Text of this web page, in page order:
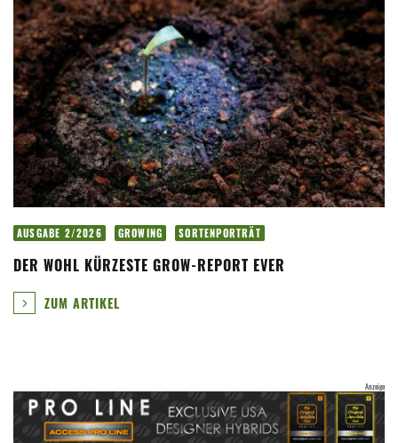
AUSGABE 2/2026 GROWING SORTENPORTRÄT
DER WOHL KÜRZESTE GROW-REPORT EVER
ZUM ARTIKEL